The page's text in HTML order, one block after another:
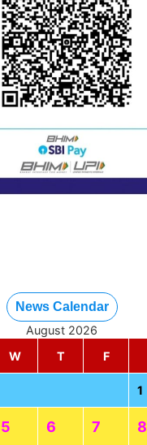
News Calendar
August 2026
W T F
1
5 6 7 8